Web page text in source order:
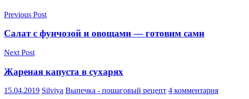
Previous Post
Салат с фунчозой и овощами — готовим сами
Next Post
Жареная капуста в сухарях
15.04.2019 Silviya Выпечка - пошаговый рецепт 4 комментария